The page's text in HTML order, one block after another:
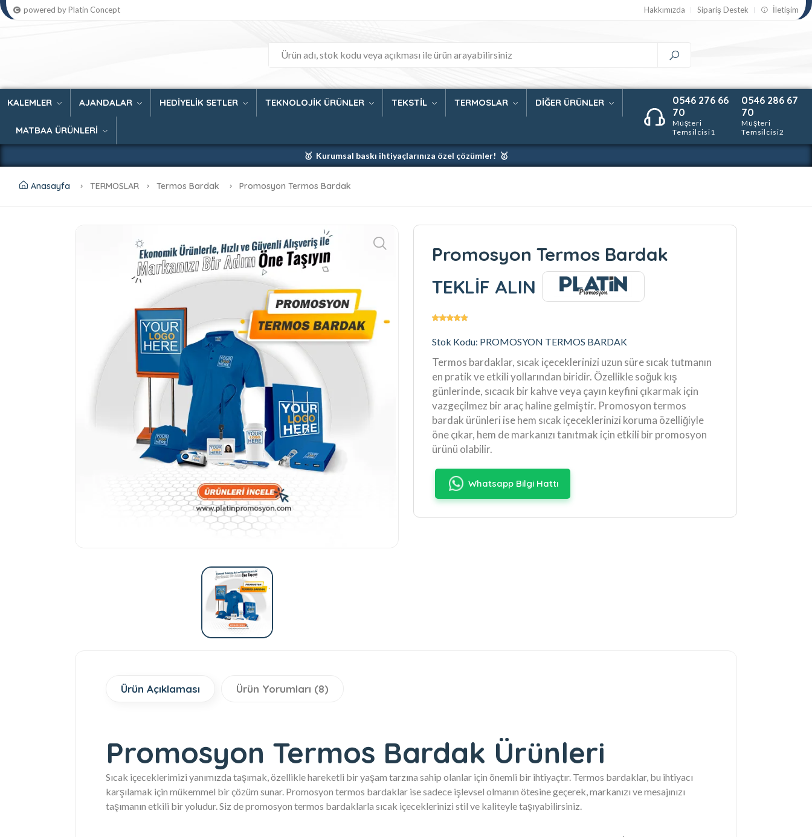
powered by Platin Concept Hakkımızda Sipariş Destek İletişim
KALEMLER AJANDALAR HEDİYELİK SETLER TEKNOLOJİK ÜRÜNLER TEKSTİL TERMOSLAR DİĞER ÜRÜNLER
MATBAA ÜRÜNLERİ
0546 276 66
70
Müşteri
Temsilcisi1
0546 286 67
70
Müşteri
Temsilcisi2
🥇 Kurumsal baskı ihtiyaçlarınıza özel çözümler! 🥇
Anasayfa TERMOSLAR Termos Bardak Promosyon Termos Bardak
Promosyon Termos Bardak
TEKLİF ALIN
Stok Kodu: PROMOSYON TERMOS BARDAK
Termos bardaklar, sıcak içeceklerinizi uzun süre sıcak tutmanın
en pratik ve etkili yollarından biridir. Özellikle soğuk kış
günlerinde, sıcacık bir kahve veya çayın keyfini çıkarmak için
vazgeçilmez bir araç haline gelmiştir. Promosyon termos
bardak ürünleri ise hem sıcak içeceklerinizi koruma özelliğiyle
öne çıkar, hem de markanızı tanıtmak için etkili bir promosyon
ürünü olabilir.
Whatsapp Bilgi Hattı
Ürün Açıklaması Ürün Yorumları (8)
Promosyon Termos Bardak Ürünleri
Sıcak içeceklerimizi yanımızda taşımak, özellikle hareketli bir yaşam tarzına sahip olanlar için önemli bir ihtiyaçtır. Termos bardaklar, bu ihtiyacı
karşılamak için mükemmel bir çözüm sunar. Promosyon termos bardaklar ise sadece işlevsel olmanın ötesine geçerek, markanızı ve mesajınızı
taşımanın etkili bir yoludur. Siz de promosyon termos bardaklarla sıcak içeceklerinizi stil ve kaliteyle taşıyabilirsiniz.